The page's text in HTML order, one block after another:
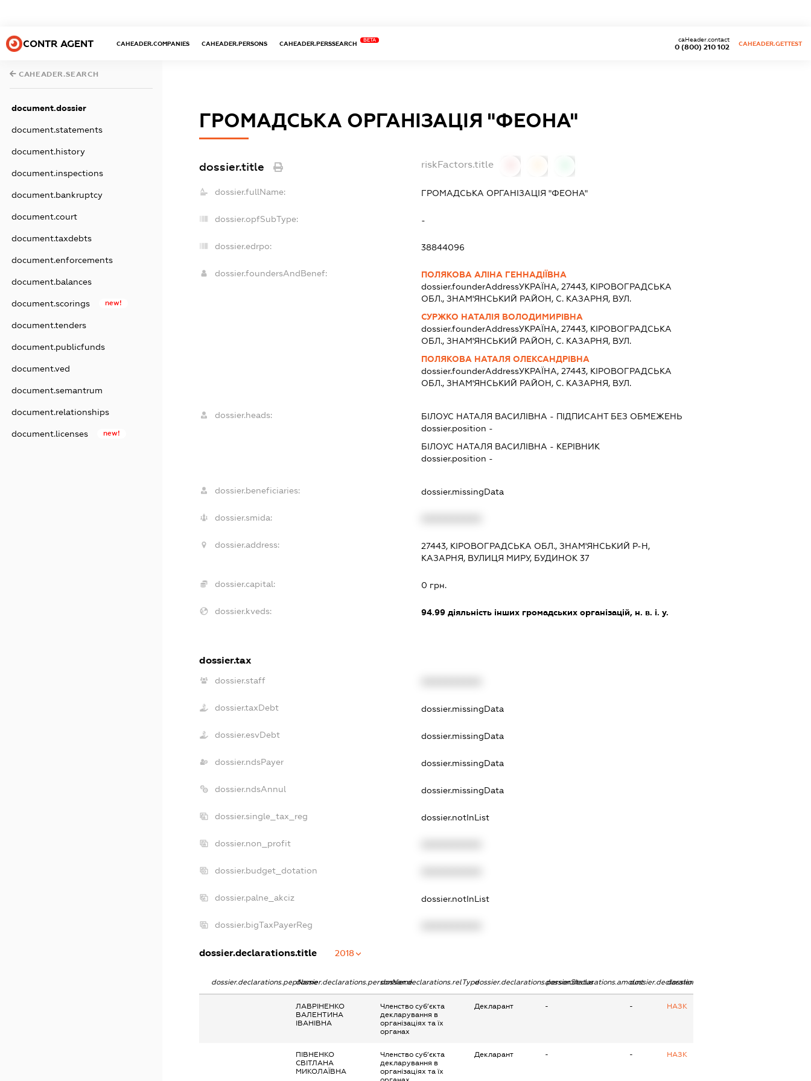
CONTR AGENT CAHEADER.COMPANIES CAHEADER.PERSONS CAHEADER.PERSSEARCH
BETA
0 (800) 210 102
caHeader.contact
CAHEADER.GETTEST
CAHEADER.SEARCH
document.dossier
document.statements
document.history
document.inspections
document.bankruptcy
document.court
document.taxdebts
document.enforcements
document.balances
document.scorings new!
document.tenders
document.publicfunds
document.ved
document.semantrum
document.relationships
document.licenses new!
ГРОМАДСЬКА ОРГАНІЗАЦІЯ "ФЕОНА"
dossier.title riskFactors.title
dossier.fullName: ГРОМАДСЬКА ОРГАНІЗАЦІЯ "ФЕОНА"
dossier.opfSubType: -
dossier.edrpo: 38844096
dossier.foundersAndBenef:
ПОЛЯКОВА АЛІНА ГЕННАДІЇВНА
dossier.founderAddressУКРАЇНА, 27443, КIРОВОГРАДСЬКА
ОБЛ., ЗНАМ'ЯНСЬКИЙ РАЙОН, С. КАЗАРНЯ, ВУЛ.
СУРЖКО НАТАЛІЯ ВОЛОДИМИРІВНА
dossier.founderAddressУКРАЇНА, 27443, КIРОВОГРАДСЬКА
ОБЛ., ЗНАМ'ЯНСЬКИЙ РАЙОН, С. КАЗАРНЯ, ВУЛ.
ПОЛЯКОВА НАТАЛЯ ОЛЕКСАНДРІВНА
dossier.founderAddressУКРАЇНА, 27443, КIРОВОГРАДСЬКА
ОБЛ., ЗНАМ'ЯНСЬКИЙ РАЙОН, С. КАЗАРНЯ, ВУЛ.
dossier.heads: БІЛОУС НАТАЛЯ ВАСИЛІВНА - ПІДПИСАНТБЕЗ ОБМЕЖЕНЬ
dossier.position -
БІЛОУС НАТАЛЯ ВАСИЛІВНА - КЕРІВНИК
dossier.position -
dossier.beneficiaries: dossier.missingData
dossier.smida:
dossier.address:
27443, КІРОВОГРАДСЬКА ОБЛ., ЗНАМ'ЯНСЬКИЙ Р-Н,
КАЗАРНЯ, ВУЛИЦЯ МИРУ, БУДИНОК 37
dossier.capital: 0 грн.
dossier.kveds: 94.99 діяльність інших громадських організацій, н. в. і. у.
dossier.tax
dossier.staff
dossier.taxDebt dossier.missingData
dossier.esvDebt dossier.missingData
dossier.ndsPayer dossier.missingData
dossier.ndsAnnul dossier.missingData
dossier.single_tax_reg dossier.notInList
dossier.non_profit
dossier.budget_dotation
dossier.palne_akciz dossier.notInList
dossier.bigTaxPayerReg
dossier.declarations.title 2018
dossier.declarations.pepNamedossier.declarations.personNamedossier.declarations.relTypedossier.declarations.personStatusdossier.declarations.amountdossier.declarations.currency
dossier.declarations.source
ЛАВРІНЕНКО
ВАЛЕНТИНА
ІВАНІВНА
Членство суб’єкта
декларування в
організаціях та їх
органах
Декларант - - НАЗК
ПІВНЕНКО
СВІТЛАНА
МИКОЛАЇВНА
Членство суб’єкта
декларування в
організаціях та їх
Декларант - - НАЗК